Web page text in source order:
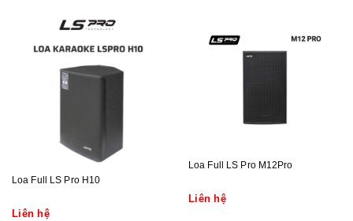
Loa Full LS Pro H10
Liên hệ
Loa Full LS Pro M12Pro
Liên hệ